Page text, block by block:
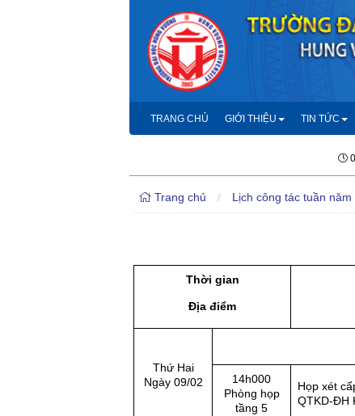
TRANG CHỦ GIỚI THIỆU TIN TỨC
Trang chủ / Lịch công tác tuần
Thời gian
Địa điểm
Thứ Hai
Ngày 09/02
14h000
Phòng họp
tầng 5
Họp xét
QTKD-ĐH